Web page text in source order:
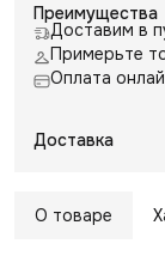
Преимущества
Доставим в
Примерьте
Оплата
Доставка
О товаре